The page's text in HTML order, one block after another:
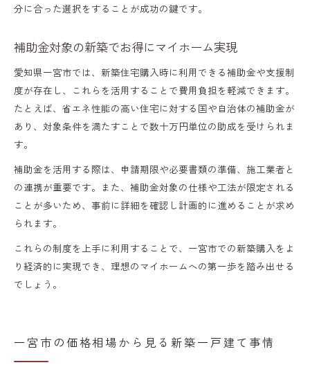
分に合った選択をすることが成功の鍵です。
補助金対象の新築でお得にマイホーム実現
愛知県一宮市では、新築住宅購入時に利用できる補助金や支援制
度が存在し、これらを活用することで費用負担を軽減できます。
たとえば、省エネ性能の高い住宅に対する国や自治体の補助金が
あり、対象条件を満たすことで数十万円単位の助成を受けられま
す。
補助金を活用する際は、申請期限や必要書類の準備、施工業者と
の連携が重要です。また、補助金対象の仕様や工法が限定される
ことが多いため、事前に詳細を確認し計画的に進めることが求め
られます。
これらの制度を上手に利用することで、一宮市での新築購入をよ
り経済的に実現でき、理想のマイホームへの第一歩を踏み出せる
でしょう。
一宮市の価格相場から見る新築一戸建て事情